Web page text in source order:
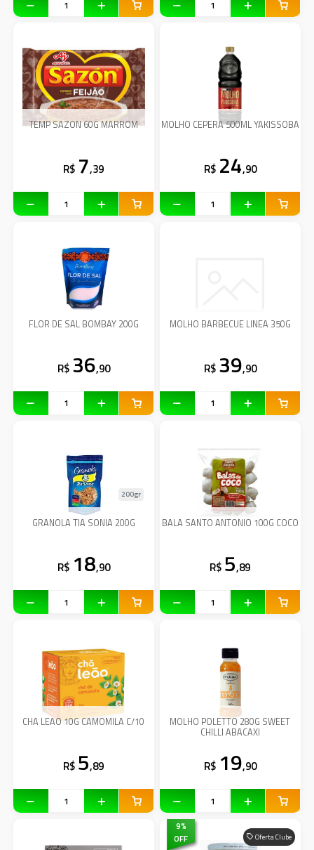
TEMP SAZON 60G MARROM
R$ 7,39
MOLHO CEPERA 500ML YAKISSOBA
R$ 24,90
FLOR DE SAL BOMBAY 200G
R$ 36,90
MOLHO BARBECUE LINEA 350G
R$ 39,90
GRANOLA TIA SONIA 200G
200gr
R$ 18,90
BALA SANTO ANTONIO 100G COCO
R$ 5,89
CHA LEAO 10G CAMOMILA C/10
R$ 5,89
MOLHO POLETTO 280G SWEET
CHILLI ABACAXI
R$ 19,90
Oferta Clube
9%
OFF